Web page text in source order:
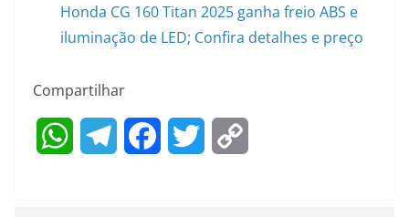
Honda CG 160 Titan 2025 ganha freio ABS e
iluminação de LED; Confira detalhes e preço
Compartilhar
W